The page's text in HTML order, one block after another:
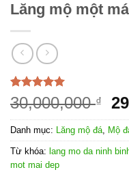
Lăng mộ một
5.00 trên 5
dựa trên
1
đánh giá
30,000,000₫
Danh mục: Lăng mộ đá Mộ
Từ khóa: lang mo da ninh
mot mai dep